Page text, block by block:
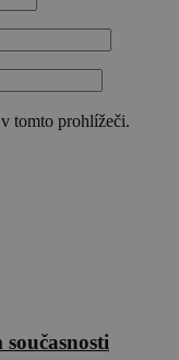
tomto prohlížeči.